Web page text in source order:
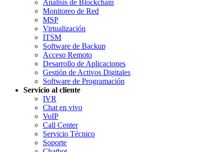
Análisis de Blockchain
Monitoreo de Red
MSP
Virtualización
ITSM
Software de Backup
Acceso Remoto
Desarrollo de Aplicaciones
Gestión de Activos Digitales
Software de Programación
Servicio al cliente
IVR
Chat en vivo
VoIP
Call Center
Servicio Técnico
Soporte